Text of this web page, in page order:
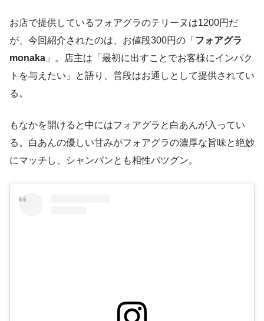
お店で提供しているフォアグラのテリーヌは1200円だ
が、今回紹介されたのは、お値段300円の「 フォアグラ
monaka 」。店主は「最初に出すことでお客様にインパク
トを与えたい」と語り、普段はお通しとして提供されてい
る。
もなかを開けると中にはフォアグラと白あんが入ってい
る。白あんの優しい甘みがフォアグラの濃厚な旨味と絶妙
にマッチし、シャンパンとも相性バツグン。